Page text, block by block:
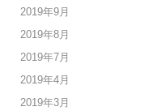
2019年9月
2019年8月
2019年7月
2019年4月
2019年3月